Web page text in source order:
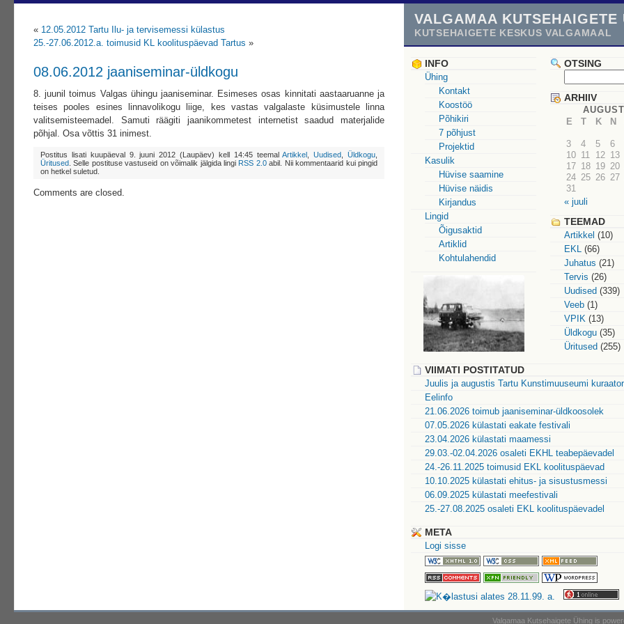
« 12.05.2012 Tartu Ilu- ja tervisemessi külastus
25.-27.06.2012.a. toimusid KL koolituspäevad Tartus »
08.06.2012 jaaniseminar-üldkogu
8. juunil toimus Valgas ühingu jaaniseminar. Esimeses osas kinnitati aastaaruanne ja
teises pooles esines linnavolikogu liige, kes vastas valgalaste küsimustele linna
valitsemisteemadel. Samuti räägiti jaanikommetest internetist saadud materjalide
põhjal. Osa võttis 31 inimest.
Postitus lisati kuupäeval 9. juuni 2012 (Laupäev) kell 14:45 teemalArtikkel ,Uudised ,Üldkogu
Üritused . Selle postituse vastuseid on võimalik jälgida lingi RSS 2.0abil. Nii kommentaarid kui pingid
on hetkel suletud.
Comments are closed.
VALGAMAA KUTSEHAIGETE
KUTSEHAIGETE KESKUS VALGAMAAL
INFO
Ühing
Kontakt
Koostöö
Põhikiri
7 põhjust
Projektid
Kasulik
Hüvise saamine
Hüvise näidis
Kirjandus
Lingid
Õigusaktid
Artiklid
Kohtulahendid
OTSING
ARHIIV
E
T K N
3
4 5 6
10 11 12 13
17 18 19 20
24 25 26 27
31
« juuli
TEEMAD
Artikkel (10)
EKL (66)
Juhatus (21)
Tervis (26)
Uudised (339)
Veeb (1)
VPIK (13)
Üldkogu (35)
Üritused (255)
VIIMATI POSTITATUD
Juulis ja augustis Tartu Kunstimuuseumi
Eelinfo
21.06.2026 toimub jaaniseminar-üldkoosolek
07.05.2026 külastati eakate festivali
23.04.2026 külastati maamessi
29.03.-02.04.2026 osaleti EKHL teabepäevadel
24.-26.11.2025 toimusid EKL koolituspäevad
10.10.2025 külastati ehitus- ja sisustusmessi
06.09.2025 külastati meefestivali
25.-27.08.2025 osaleti EKL koolituspäevadel
META
Logi sisse
Valgamaa Kutsehaigete Ühing is